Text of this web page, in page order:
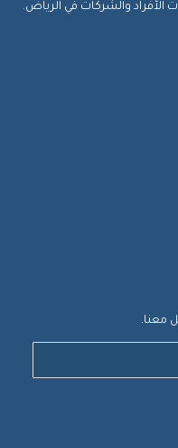
الأفراد والشركات في الرياض.
معنا.